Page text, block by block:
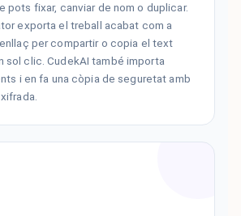
pots fixar, canviar de nom o duplicar.
exporta el treball acabat com a
enllaç per compartir o copia el text
sol clic. CudekAI també importa
i en fa una còpia de seguretat amb